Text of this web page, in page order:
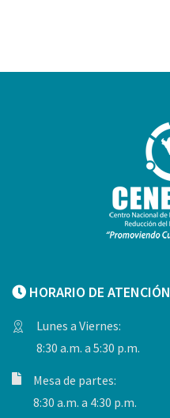
HORARIO DE ATENCIÓN
Lunes a Viernes:
8:30 a.m. a 5:30 p.m.
Mesa de partes:
8:30 a.m. a 4:30 p.m.